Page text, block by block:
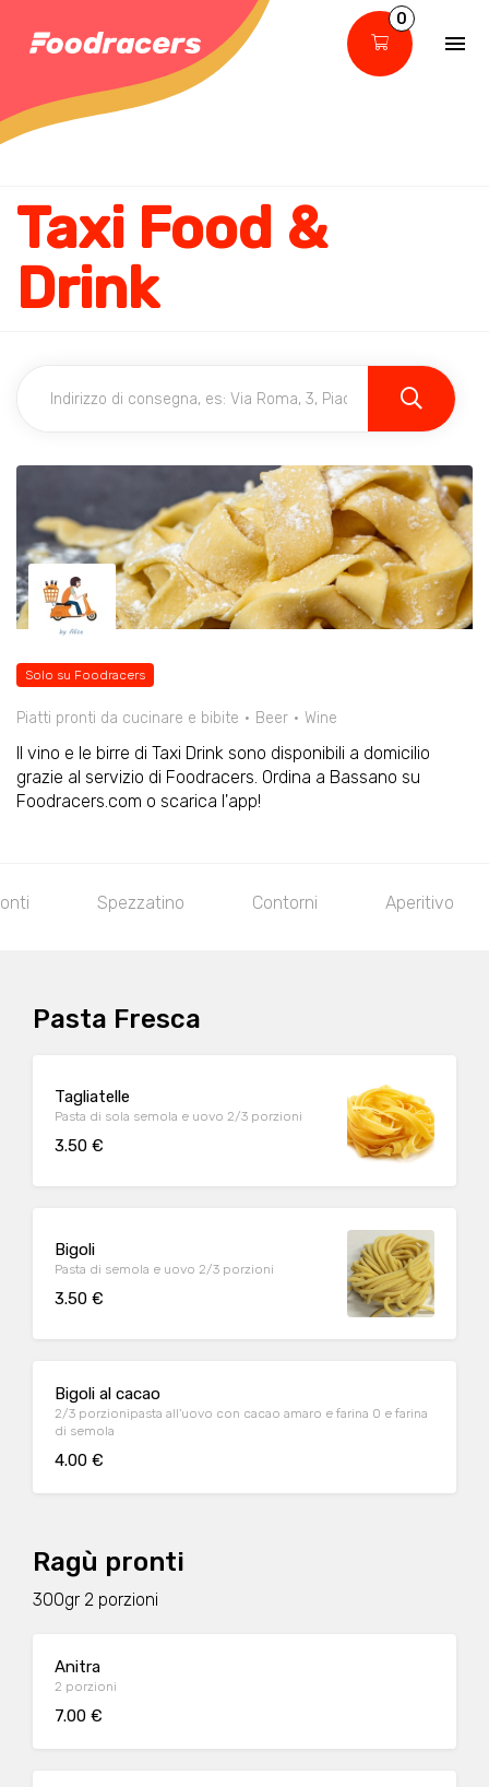
0
Taxi Food &
Drink
Solo su Foodracers
Piatti pronti da cucinare e bibite Beer Wine
Il vino e le birre di Taxi Drink sono disponibili a domicilio
grazie al servizio di Foodracers. Ordina a Bassano su
Foodracers.com o scarica l'app!
Spezzatino Contorni Aperitivo
Pasta Fresca
Tagliatelle
Pasta di sola semola e uovo 2/3 porzioni
3.50 €
Bigoli
Pasta di semola e uovo 2/3 porzioni
3.50 €
Bigoli al cacao
2/3 porzionipasta all'uovo con cacao amaro e farina 0 e farina
di semola
4.00 €
Ragù pronti
300gr 2 porzioni
Anitra
2 porzioni
7.00 €